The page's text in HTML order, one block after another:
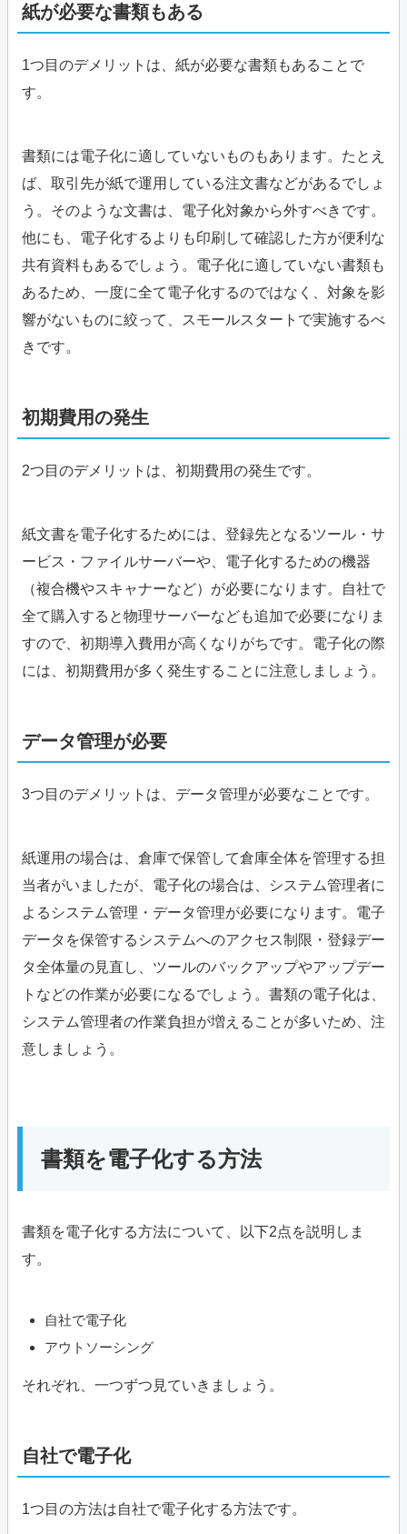
紙が必要な書類もある
1つ目のデメリットは、紙が必要な書類もあることで
す。
書類には電子化に適していないものもあります。たとえ
ば、取引先が紙で運用している注文書などがあるでしょ
う。そのような文書は、電子化対象から外すべきです。
他にも、電子化するよりも印刷して確認した方が便利な
共有資料もあるでしょう。電子化に適していない書類も
あるため、一度に全て電子化するのではなく、対象を影
響がないものに絞って、スモールスタートで実施するべ
きです。
初期費用の発生
2つ目のデメリットは、初期費用の発生です。
紙文書を電子化するためには、登録先となるツール・サ
ービス・ファイルサーバーや、電子化するための機器
（複合機やスキャナーなど）が必要になります。自社で
全て購入すると物理サーバーなども追加で必要になりま
すので、初期導入費用が高くなりがちです。電子化の際
には、初期費用が多く発生することに注意しましょう。
データ管理が必要
3つ目のデメリットは、データ管理が必要なことです。
紙運用の場合は、倉庫で保管して倉庫全体を管理する担
当者がいましたが、電子化の場合は、システム管理者に
よるシステム管理・データ管理が必要になります。電子
データを保管するシステムへのアクセス制限・登録デー
タ全体量の見直し、ツールのバックアップやアップデー
トなどの作業が必要になるでしょう。書類の電子化は、
システム管理者の作業負担が増えることが多いため、注
意しましょう。
書類を電子化する方法
書類を電子化する方法について、以下2点を説明しま
す。
自社で電子化
アウトソーシング
それぞれ、一つずつ見ていきましょう。
自社で電子化
1つ目の方法は自社で電子化する方法です。